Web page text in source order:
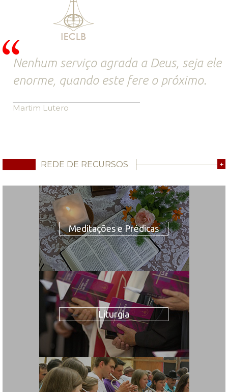
Nenhum serviço agrada a Deus, seja ele
enorme, quando este fere o próximo.
Martim Lutero
REDE DE RECURSOS +
Meditações e Prédicas
Liturgia